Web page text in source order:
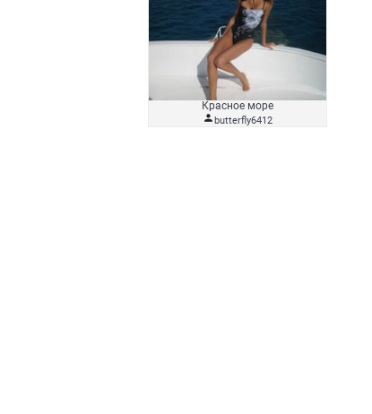
Красное море
butterfly6412